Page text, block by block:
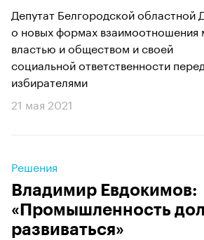
Депутат Белгородской областной
о новых формах взаимоотношения
властью и обществом и своей
социальной ответственности перед
избирателями
21 мая 2021
Решения
Владимир Евдокимов:
«Промышленность
развиваться»